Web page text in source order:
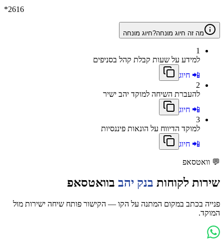
*2616
מה זה חיוג מונחה?חיוג מונחה
1
למידע על שעות קבלת קהל בסניפים
📲 חיוג
2
להעברת השיחה למוקד יהב ישיר
📲 חיוג
3
למוקד הדיווח על הונאות פיננסיות
📲 חיוג
💬 וואטסאפ
שירות לקוחות בנק יהב בוואטסאפ
פנייה בכתב במקום המתנה על הקו — הקישור פותח שיחה ישירות מול
המוקד.